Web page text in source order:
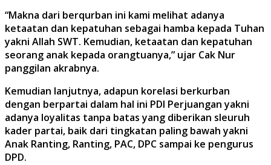
“Makna dari berqurban ini kami melihat adanya
ketaatan dan kepatuhan sebagai hamba kepada Tuhan
yakni Allah SWT. Kemudian, ketaatan dan kepatuhan
seorang anak kepada orangtuanya,” ujar Cak Nur
panggilan akrabnya.
Kemudian lanjutnya, adapun korelasi berkurban
dengan berpartai dalam hal ini PDI Perjuangan yakni
adanya loyalitas tanpa batas yang diberikan sleuruh
kader partai, baik dari tingkatan paling bawah yakni
Anak Ranting, Ranting, PAC, DPC sampai ke pengurus
DPD.